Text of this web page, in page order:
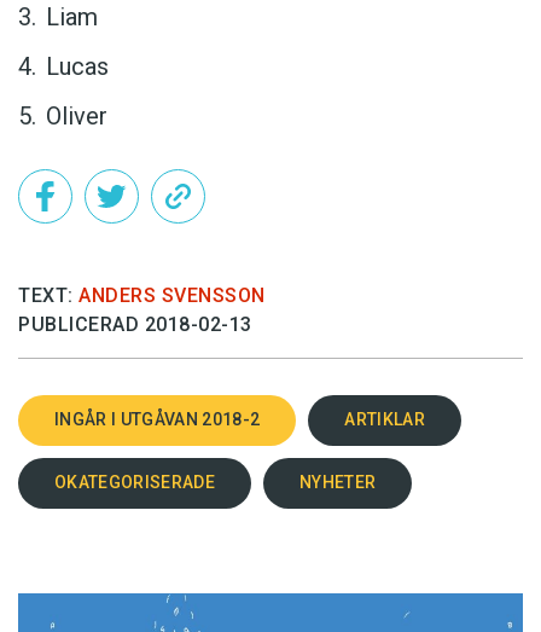
Liam
Lucas
Oliver
TEXT: ANDERS SVENSSON
PUBLICERAD 2018-02-13
INGÅR I UTGÅVAN 2018-2 ARTIKLAR
OKATEGORISERADE NYHETER